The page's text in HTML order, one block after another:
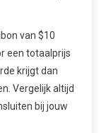
van $10
een totaalprijs
krijgt dan
Vergelijk altijd
bij jouw